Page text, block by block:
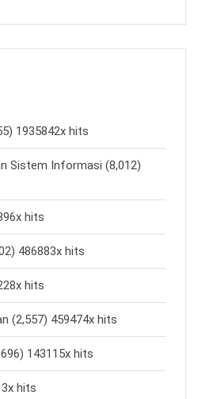
1935842x hits
Sistem Informasi (8,012)
hits
486883x hits
hits
(2,557) 459474x hits
143115x hits
hits